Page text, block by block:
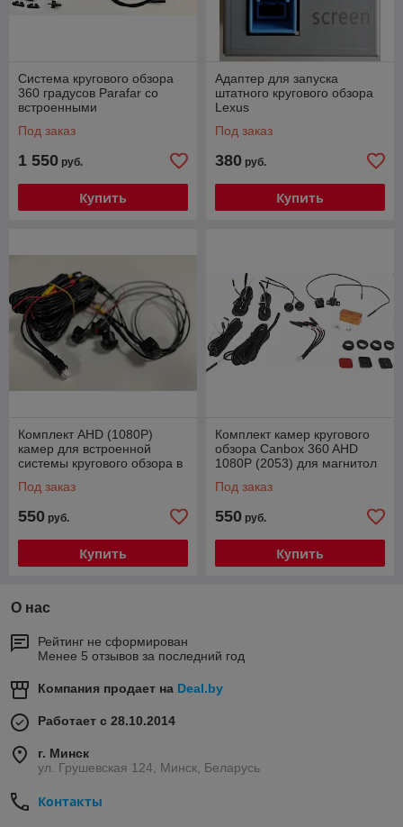
Система кругового обзора
360 градусов Parafar со
встроенными
Под заказ
1 550 руб.
Купить
Адаптер для запуска
штатного кругового обзора
Lexus
Под заказ
380 руб.
Купить
Комплект AHD (1080P)
камер для встроенной
системы кругового обзора в
Под заказ
550 руб.
Купить
Комплект камер кругового
обзора Canbox 360 AHD
1080P (2053) для магнитол
камеры)
Под заказ
550 руб.
Купить
О нас
Рейтинг не сформирован
Менее 5 отзывов за последний год
Компания продает на Deal.by
Работает с 28.10.2014
г. Минск
ул. Грушевская 124, Минск, Беларусь
Контакты